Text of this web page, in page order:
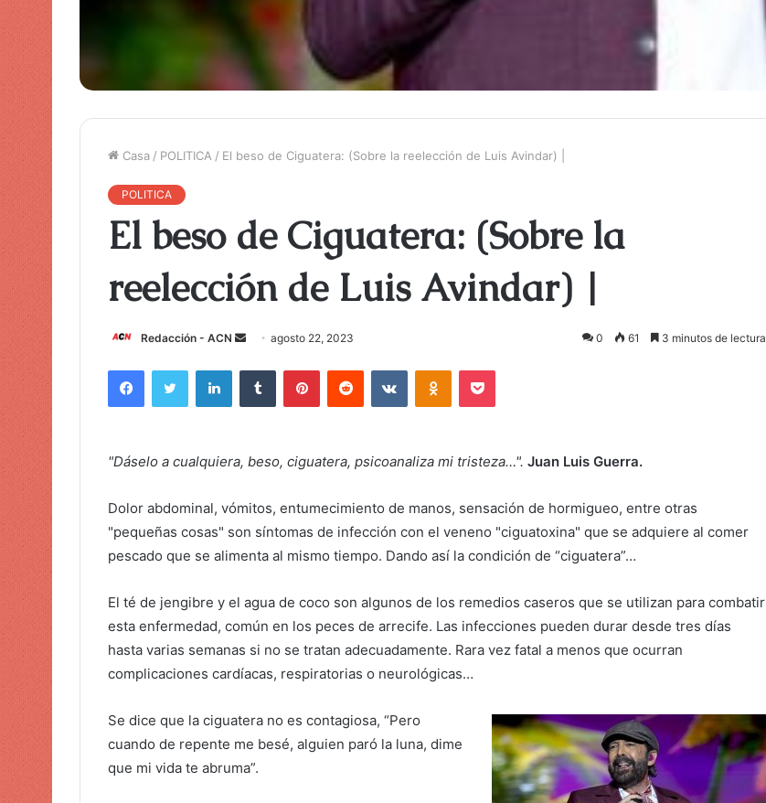
Casa / POLITICA / El beso de Ciguatera: (Sobre la reelección de Luis Avindar) |
POLITICA
El beso de Ciguatera: (Sobre la
reelección de Luis Avindar) |
Redacción - ACN
i
u
c
o
r
e
o
e
l
ó
agosto 22, 2023 0 61 3 minutos de lectura
"Dáselo a cualquiera, beso, ciguatera, psicoanaliza mi tristeza…". Juan Luis Guerra.
Dolor abdominal, vómitos, entumecimiento de manos, sensación de hormigueo, entre otras
"pequeñas cosas" son síntomas de infección con el veneno "ciguatoxina" que se adquiere al comer
pescado que se alimenta al mismo tiempo. Dando así la condición de “ciguatera”…
El té de jengibre y el agua de coco son algunos de los remedios caseros que se utilizan para combatir
esta enfermedad, común en los peces de arrecife. Las infecciones pueden durar desde tres días
hasta varias semanas si no se tratan adecuadamente. Rara vez fatal a menos que ocurran
complicaciones cardíacas, respiratorias o neurológicas…
Se dice que la ciguatera no es contagiosa, “Pero
cuando de repente me besé, alguien paró la luna, dime
que mi vida te abruma”.